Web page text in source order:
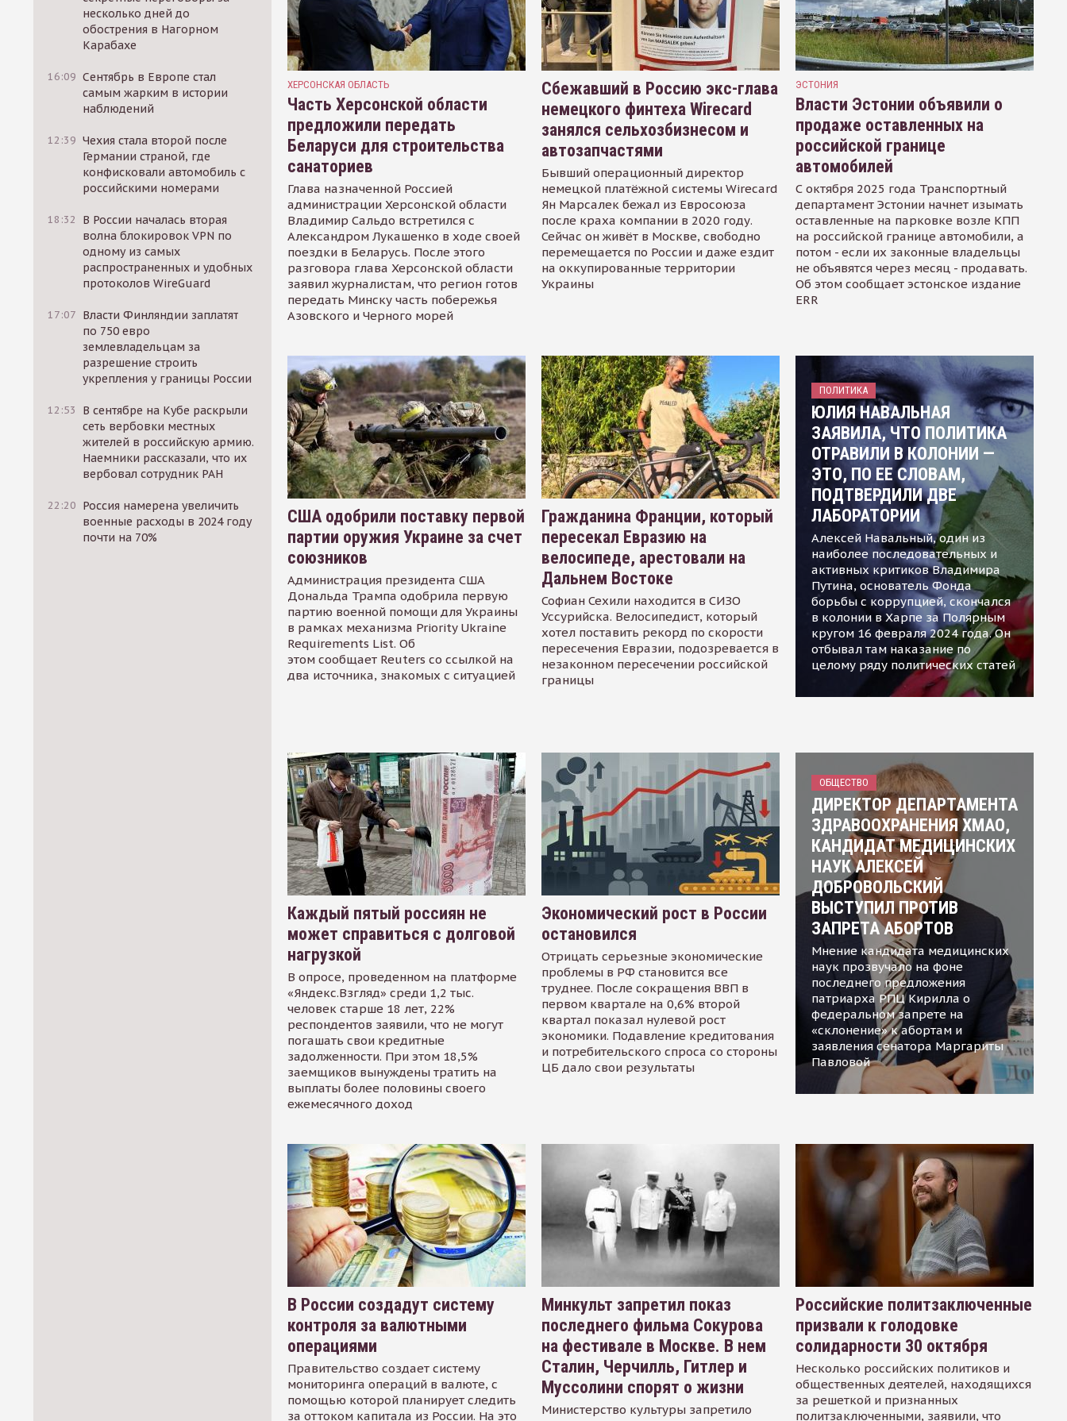
несколько дней до
обострения в Нагорном
Карабахе
16:09 Сентябрь в Европе стал
самым жарким в истории
наблюдений
12:39 Чехия стала второй после
Германии страной, где
конфисковали автомобиль с
российскими номерами
18:32
В России началась вторая
волна блокировок VPN по
одному из самых
распространенных и удобных
протоколов WireGuard
17:07 Власти Финляндии заплатят
по 750 евро
землевладельцам за
разрешение строить
укрепления у границы России
12:53
В сентябре на Кубе раскрыли
сеть вербовки местных
жителей в российскую армию.
Наемники рассказали, что их
вербовал сотрудник РАН
22:20 Россия намерена увеличить
военные расходы в 2024 году
почти на 70%
ХЕРСОНСКАЯ ОБЛАСТЬ
Часть Херсонской области
предложили передать
Беларуси для строительства
санаториев
Глава назначенной Россией
администрации Херсонской области
Владимир Сальдо встретился с
Александром Лукашенко в ходе своей
поездки в Беларусь. После этого
разговора глава Херсонской области
заявил журналистам, что регион готов
передать Минску часть побережья
Азовского и Черного морей
Сбежавший в Россию экс-глава
немецкого финтеха Wirecard
занялся сельхозбизнесом и
автозапчастями
Бывший операционный директор
немецкой платёжной системы Wirecard
Ян Марсалек бежал из Евросоюза
после краха компании в 2020 году.
Сейчас он живёт в Москве, свободно
перемещается по России и даже ездит
на оккупированные территории
Украины
ЭСТОНИЯ
Власти Эстонии объявили о
продаже оставленных на
российской границе
автомобилей
С октября 2025 года Транспортный
департамент Эстонии начнет изымать
оставленные на парковке возле КПП
на российской границе автомобили, а
потом - если их законные владельцы
не объявятся через месяц - продавать.
Об этом сообщает эстонское издание
ERR
США одобрили поставку первой
партии оружия Украине за счет
союзников
Администрация президента США
Дональда Трампа одобрила первую
партию военной помощи для Украины
в рамках механизма Priority Ukraine
Requirements List. Об
этом сообщает Reuters со ссылкой на
два источника, знакомых с ситуацией
Гражданина Франции, который
пересекал Евразию на
велосипеде, арестовали на
Дальнем Востоке
Софиан Сехили находится в СИЗО
Уссурийска. Велосипедист, который
хотел поставить рекорд по скорости
пересечения Евразии, подозревается в
незаконном пересечении российской
границы
ПОЛИТИКА
ЮЛИЯ НАВАЛЬНАЯ
ЗАЯВИЛА, ЧТО ПОЛИТИКА
ОТРАВИЛИ В КОЛОНИИ —
ЭТО, ПО ЕЕ СЛОВАМ,
ПОДТВЕРДИЛИ ДВЕ
ЛАБОРАТОРИИ
Алексей Навальный, один из
наиболее последовательных и
активных критиков Владимира
Путина, основатель Фонда
борьбы с коррупцией, скончался
в колонии в Харпе за Полярным
кругом 16 февраля 2024 года. Он
отбывал там наказание по
целому ряду политических статей
Каждый пятый россиян не
может справиться с долговой
нагрузкой
В опросе, проведенном на платформе
«Яндекс.Взгляд» среди 1,2 тыс.
человек старше 18 лет, 22%
респондентов заявили, что не могут
погашать свои кредитные
задолженности. При этом 18,5%
заемщиков вынуждены тратить на
выплаты более половины своего
ежемесячного доход
Экономический рост в России
остановился
Отрицать серьезные экономические
проблемы в РФ становится все
труднее. После сокращения ВВП в
первом квартале на 0,6% второй
квартал показал нулевой рост
экономики. Подавление кредитования
и потребительского спроса со стороны
ЦБ дало свои результаты
ОБЩЕСТВО
ДИРЕКТОР ДЕПАРТАМЕНТА
ЗДРАВООХРАНЕНИЯ ХМАО,
КАНДИДАТ МЕДИЦИНСКИХ
НАУК АЛЕКСЕЙ
ДОБРОВОЛЬСКИЙ
ВЫСТУПИЛ ПРОТИВ
ЗАПРЕТА АБОРТОВ
Мнение кандидата медицинских
наук прозвучало на фоне
последнего предложения
патриарха РПЦ Кирилла о
федеральном запрете на
«склонение» к абортам и
заявления сенатора Маргариты
Павловой
В России создадут систему
контроля за валютными
операциями
Правительство создает систему
мониторинга операций в валюте, с
помощью которой планирует следить
за оттоком капитала из России. На это
Минкульт запретил показ
последнего фильма Сокурова
на фестивале в Москве. В нем
Сталин, Черчилль, Гитлер и
Муссолини спорят о жизни
Министерство культуры запретило
Российские политзаключенные
призвали к голодовке
солидарности 30 октября
Несколько российских политиков и
общественных деятелей, находящихся
за решеткой и признанных
политзаключенными, заявили, что